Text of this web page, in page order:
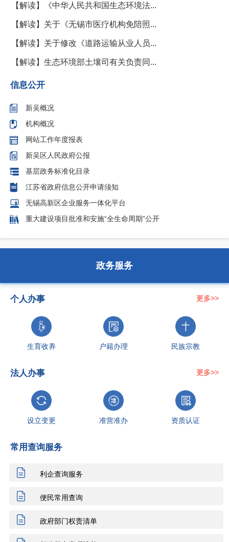
【解读】《中华人民共和国生态环境法...
【解读】关于《无锡市医疗机构免陪照...
【解读】关于修改《道路运输从业人员...
【解读】生态环境部土壤司有关负责同...
信息公开
新吴概况
机构概况
网站工作年度报表
新吴区人民政府公报
基层政务标准化目录
江苏省政府信息公开申请须知
无锡高新区企业服务一体化平台
重大建设项目批准和安施“全生命周期”公开
政务服务
个人办事 更多>>
生育收养 户籍办理 民族宗教
教育科研 就业创业 设立变更
准营准办
法人办事 更多>>
设立变更 准营准办 资质认证
年检年审
社会保障
常用查询服务
利企查询服务
便民常用查询
政府部门权责清单